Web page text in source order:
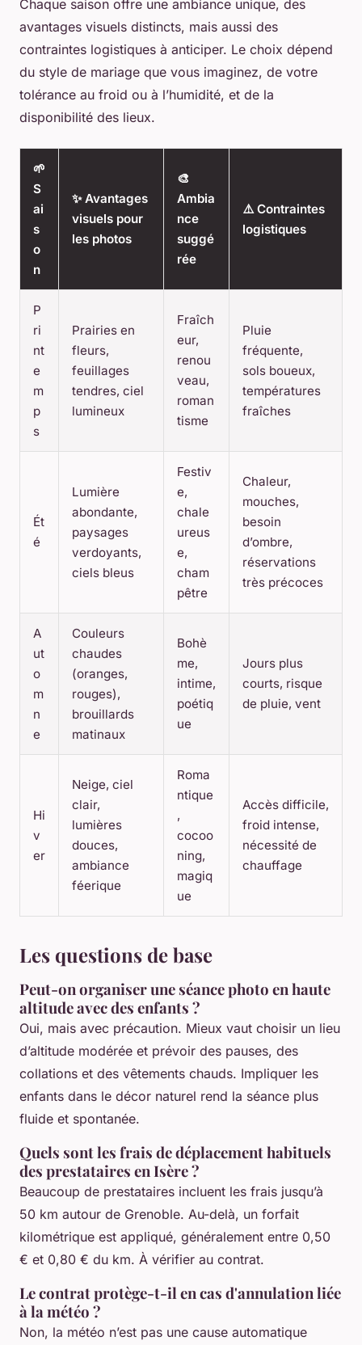
Chaque saison offre une ambiance unique, des
avantages visuels distincts, mais aussi des
contraintes logistiques à anticiper. Le choix dépend
du style de mariage que vous imaginez, de votre
tolérance au froid ou à l’humidité, et de la
disponibilité des lieux.
🌱
S
ai
s
o
n
✨ Avantages
visuels pour
les photos
🎨
Ambia
nce
suggé
rée
⚠️ Contraintes
logistiques
P
ri
nt
e
m
p
s
Prairies en
fleurs,
feuillages
tendres, ciel
lumineux
Fraîch
eur,
renou
veau,
roman
tisme
Pluie
fréquente,
sols boueux,
températures
fraîches
Ét
é
Lumière
abondante,
paysages
verdoyants,
ciels bleus
Festiv
e,
chale
ureus
e,
cham
pêtre
Chaleur,
mouches,
besoin
d’ombre,
réservations
très précoces
A
ut
o
m
n
e
Couleurs
chaudes
(oranges,
rouges),
brouillards
matinaux
Bohè
me,
intime,
poétiq
ue
Jours plus
courts, risque
de pluie, vent
Hi
v
er
Neige, ciel
clair,
lumières
douces,
ambiance
féerique
Roma
ntique
,
cocoo
ning,
magiq
ue
Accès difficile,
froid intense,
nécessité de
chauffage
Les questions de base
Peut-on organiser une séance photo en haute
altitude avec des enfants ?
Oui, mais avec précaution. Mieux vaut choisir un lieu
d’altitude modérée et prévoir des pauses, des
collations et des vêtements chauds. Impliquer les
enfants dans le décor naturel rend la séance plus
fluide et spontanée.
Quels sont les frais de déplacement habituels
des prestataires en Isère ?
Beaucoup de prestataires incluent les frais jusqu’à
50 km autour de Grenoble. Au-delà, un forfait
kilométrique est appliqué, généralement entre 0,50
€ et 0,80 € du km. À vérifier au contrat.
Le contrat protège-t-il en cas d'annulation liée
à la météo ?
Non, la météo n’est pas une cause automatique